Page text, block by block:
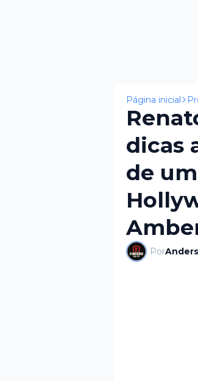
Página inicial
dicas
de
Por